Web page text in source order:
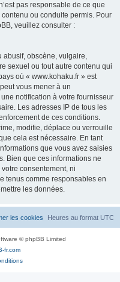
pas responsable de ce que
ou conduite permis. Pour
veuillez consulter :
abusif, obscène, vulgaire,
sexuel ou tout autre contenu qui
où « www.kohaku.fr » est
vous mener à un
notification à votre fournisseur
Les adresses IP de tous les
de ces conditions.
modifie, déplace ou verrouille
cela est nécessaire. En tant
que vous avez saisies
Bien que ces informations ne
consentement, ni
tenus comme responsables en
les données.
Heures au format UTC
les cookies
© phpBB Limited
fr.com